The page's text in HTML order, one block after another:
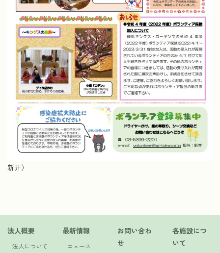
新井）
法人概要
法人について
最新情報
ニュース
お問い合わ
せ
各施設につ
いて